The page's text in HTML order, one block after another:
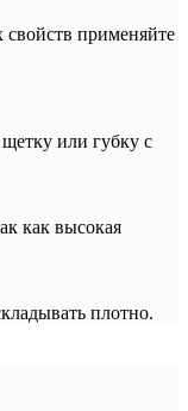
применяйте
или губку с
как высокая
плотно.